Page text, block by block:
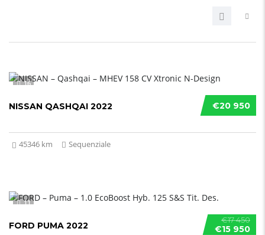
16
€20 950
NISSAN QASHQAI 2022
45346 km Sequenziale
11
€17 450
€15 950
FORD PUMA 2022